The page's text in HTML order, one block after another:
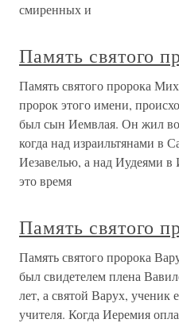
смиренных и
Память святого
Память святого пророка
пророк этого имени,
был сын Иемвлая. Он жил
когда над израильтянами в
Иезавелью, а над Иудеями
это время
Память святого
Память святого пророка
был свидетелем плена
лет, а святой Варух, ученик
учителя. Когда Иеремия